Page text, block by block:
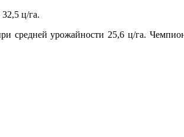
ц/га.
средней урожайности 25,6 ц/га.